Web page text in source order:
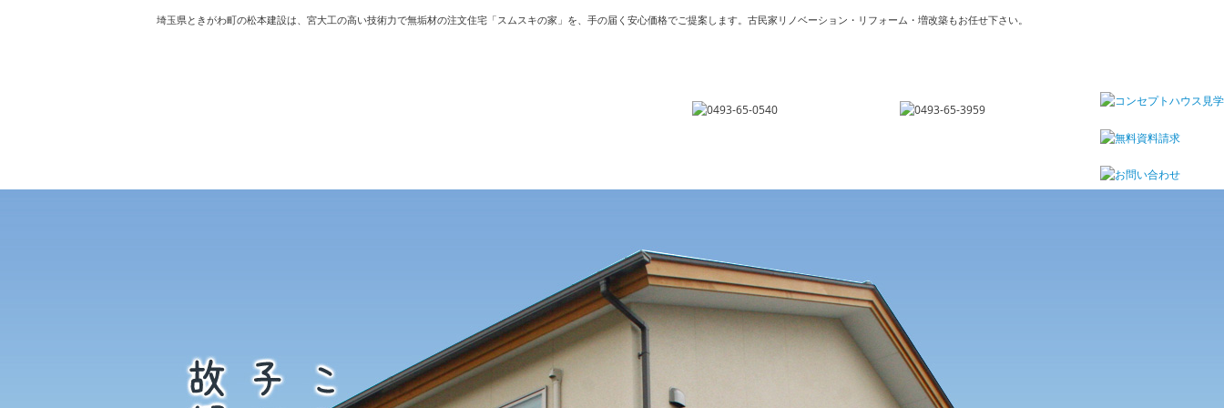
埼玉県ときがわ町の松本建設は、宮大工の高い技術力で無垢材の注文住宅「スムスキの家」を、手の届く安心価格でご提案します。古民家リノベーション・リフォーム・増改築もお任せ下さい。